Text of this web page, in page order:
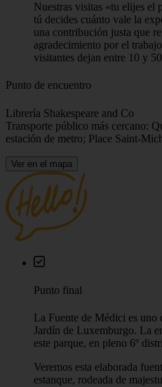
Nuestras visitas «tu elijes el
tú decides cuánto vale la
una contribución justa que
agradecimiento por el
visitantes dejan entre 10 y
Punto de encuentro
Librería Shakespeare and Co
Transporte público más cercano:
estación de metro; Place Saint-
Ver en el mapa
Punto final
La Fuente de Médici es uno
Jardín de Luxemburgo. La
este parque, en pleno 6º
Veremos esta elaborada
estanque, rodeada de